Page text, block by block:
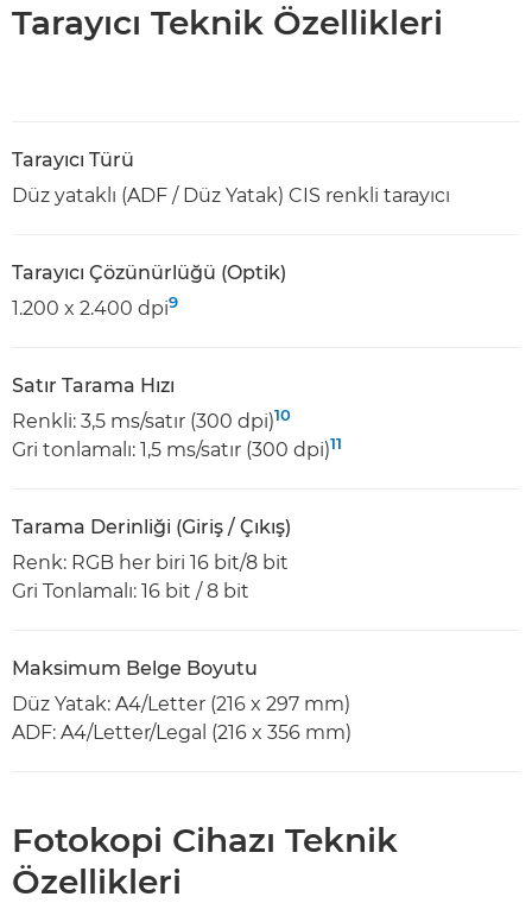
Tarayıcı Teknik Özellikleri
Tarayıcı Türü
Düz yataklı (ADF / Düz Yatak) CIS renkli tarayıcı
Tarayıcı Çözünürlüğü (Optik)
1.200 x 2.400 dpi9
Satır Tarama Hızı
Renkli: 3,5 ms/satır (300 dpi)10
Gri tonlamalı: 1,5 ms/satır (300 dpi)11
Tarama Derinliği (Giriş / Çıkış)
Renk: RGB her biri 16 bit/8 bit
Gri Tonlamalı: 16 bit / 8 bit
Maksimum Belge Boyutu
Düz Yatak: A4/Letter (216 x 297 mm)
ADF: A4/Letter/Legal (216 x 356 mm)
Fotokopi Cihazı Teknik
Özellikleri